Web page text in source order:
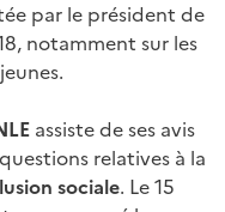
par le président de
notamment sur les
assiste de ses avis
relatives à la
sociale. Le 15